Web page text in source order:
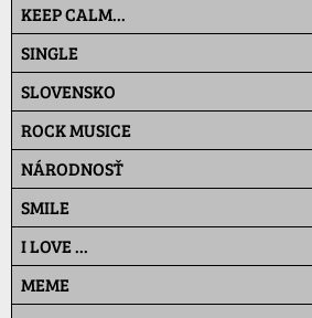
KEEP CALM...
SINGLE
SLOVENSKO
ROCK MUSICE
NÁRODNOSŤ
SMILE
I LOVE ...
MEME